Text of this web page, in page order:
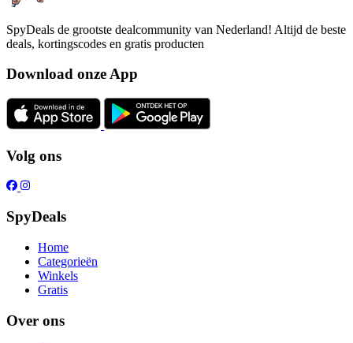
SpyDeals de grootste dealcommunity van Nederland! Altijd de beste
deals, kortingscodes en gratis producten
Download onze App
Volg ons
SpyDeals
Home
Categorieën
Winkels
Gratis
Over ons